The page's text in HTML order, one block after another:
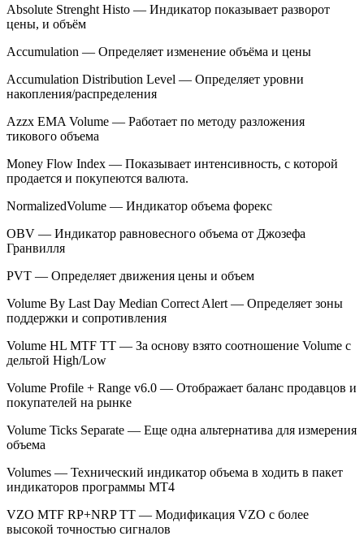
Absolute Strenght Histo — Индикатор показывает разворот
цены, и объём
Accumulation — Определяет изменение объёма и цены
Accumulation Distribution Level — Определяет уровни
накопления/распределения
Azzx EMA Volume — Работает по методу разложения
тикового объема
Money Flow Index — Показывает интенсивность, с которой
продается и покупеются валюта.
NormalizedVolume — Индикатор объема форекс
OBV — Индикатор равновесного объема от Джозефа
Гранвилля
PVT — Определяет движения цены и объем
Volume By Last Day Median Correct Alert — Определяет зоны
поддержки и сопротивления
Volume HL MTF TT — За основу взято соотношение Volume с
дельтой High/Low
Volume Profile + Range v6.0 — Отображает баланс продавцов и
покупателей на рынке
Volume Ticks Separate — Еще одна альтернатива для измерения
объема
Volumes — Технический индикатор объема в ходить в пакет
индикаторов программы МТ4
VZO MTF RP+NRP TT — Модификация VZO с более
высокой точностью сигналов